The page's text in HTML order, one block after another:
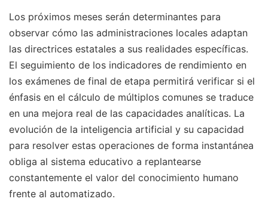
Los próximos meses serán determinantes para
observar cómo las administraciones locales adaptan
las directrices estatales a sus realidades específicas.
El seguimiento de los indicadores de rendimiento en
los exámenes de final de etapa permitirá verificar si el
énfasis en el cálculo de múltiplos comunes se traduce
en una mejora real de las capacidades analíticas. La
evolución de la inteligencia artificial y su capacidad
para resolver estas operaciones de forma instantánea
obliga al sistema educativo a replantearse
constantemente el valor del conocimiento humano
frente al automatizado.